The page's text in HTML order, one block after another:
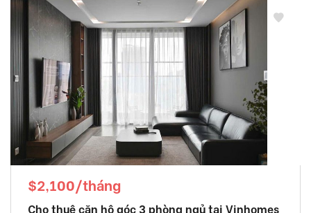
$2,100/tháng
Cho thuê căn hộ góc 3 phòng ngủ tại Vinhomes